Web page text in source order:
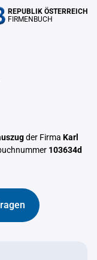
REPUBLIK ÖSTERREICH
FIRMENBUCH
der Firma Karl
103634d